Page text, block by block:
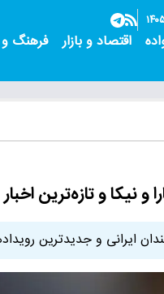
اقتصاد و بازار فرهنگ و
و تازه‌ترین اخبار
ایرانی و جدیدترین